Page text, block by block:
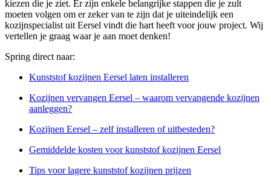
kiezen die je ziet. Er zijn enkele belangrijke stappen die je zult
moeten volgen om er zeker van te zijn dat je uiteindelijk een
kozijnspecialist uit Eersel vindt die hart heeft voor jouw project. Wij
vertellen je graag waar je aan moet denken!
Spring direct naar:
Kunststof kozijnen Eersel laten installeren
Kozijnen vervangen Eersel – waarom vervangende kozijnen
aanleggen?
Kozijnen Eersel – zelf installeren of uitbesteden?
Gemiddelde kosten voor kunststof kozijnen Eersel
Tips voor lagere kunststof kozijnen prijzen